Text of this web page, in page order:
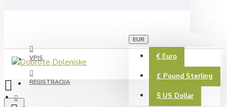
VPIS
REGISTRACIJA
EUR
€ Euro
£ Pound Sterling
$ US Dollar